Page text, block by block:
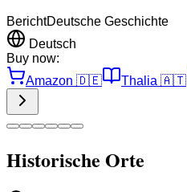
BerichtDeutsche Geschichte
Deutsch
Buy now:
Amazon 🇩🇪 Thalia 🇦🇹
Historische Orte